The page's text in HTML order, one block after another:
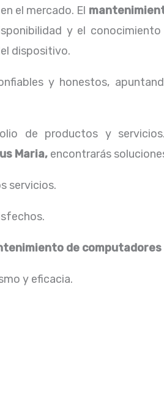
el mercado. El
y el
dispositivo.
y honestos,
de productos y
Maria, encontrarás
servicios.
de computadores
y eficacia.